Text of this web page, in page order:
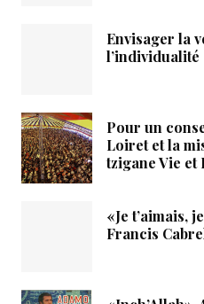
Envisager la
l’individualité
Pour un
Loiret et la
tzigane Vie et
«Je t’aimais,
Francis